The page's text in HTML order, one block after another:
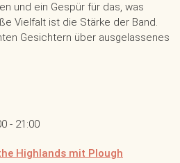
und ein Gespür für das, was
Vielfalt ist die Stärke der Band.
Gesichtern über ausgelassenes
- 21:00
Highlands mit Plough